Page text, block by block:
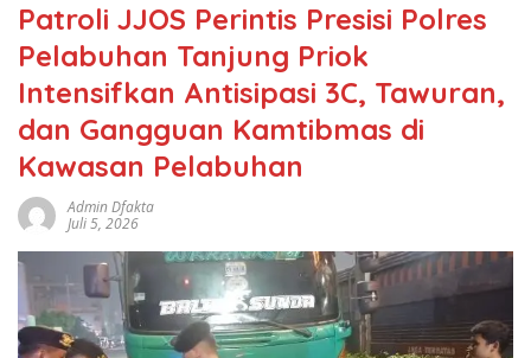
Patroli JJOS Perintis Presisi Polres
Pelabuhan Tanjung Priok
Intensifkan Antisipasi 3C, Tawuran,
dan Gangguan Kamtibmas di
Kawasan Pelabuhan
Admin Dfakta
Juli 5, 2026